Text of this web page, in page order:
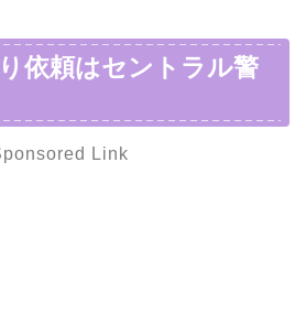
依頼はセントラル警
Link